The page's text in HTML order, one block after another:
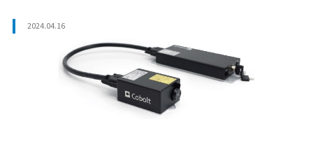
2024.04.16